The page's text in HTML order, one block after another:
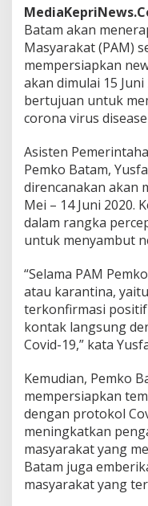
o
a
B
a
t
a
m
T
r
a
p
k
a
n
P
m
b
a
t
a
s
A
k
t
i
i
t
a
Batam akan
Masyarakat (PAM)
mempersiapkan
akan dimulai 15
bertujuan untuk
corona virus
Asisten
Pemko Batam,
direncanakan akan
Mei – 14 Juni 2020.
dalam rangka
untuk menyambut
“Selama PAM
atau karantina,
terkonfirmasi
kontak langsung
Covid-19,” kata
Kemudian, Pemko
mempersiapkan
dengan protokol
meningkatkan
masyarakat yang
Batam juga
masyarakat yang